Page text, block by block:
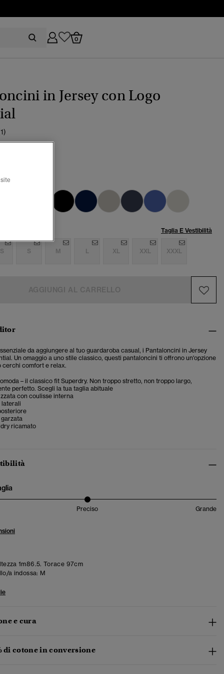
0
in Jersey con Logo
grey marl
Taglia E Vestibilità
S M L XL XXL XXXL
da aggiungere al tuo guardaroba casual, i Pantaloncini in Jersey
Un omaggio a uno stile classico, questi pantaloncini ti offrono un'opzione
cerchi comfort e relax.
– il classico fit Superdry. Non troppo stretto, non troppo largo,
perfetto. Scegli la tua taglia abituale
con coulisse interna
laterali
garzata
ricamato
Preciso Grande
1m86.5. Torace 97cm
a indossa: M
e cura
di cotone in conversione